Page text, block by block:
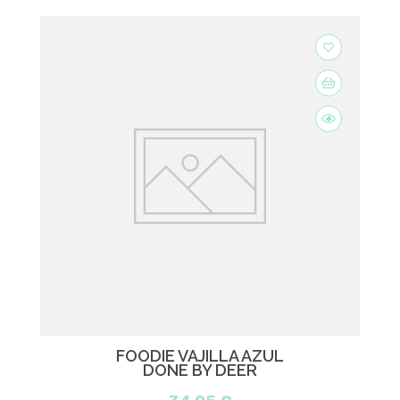
favorite_border
FOODIE VAJILLA AZUL
DONE BY DEER